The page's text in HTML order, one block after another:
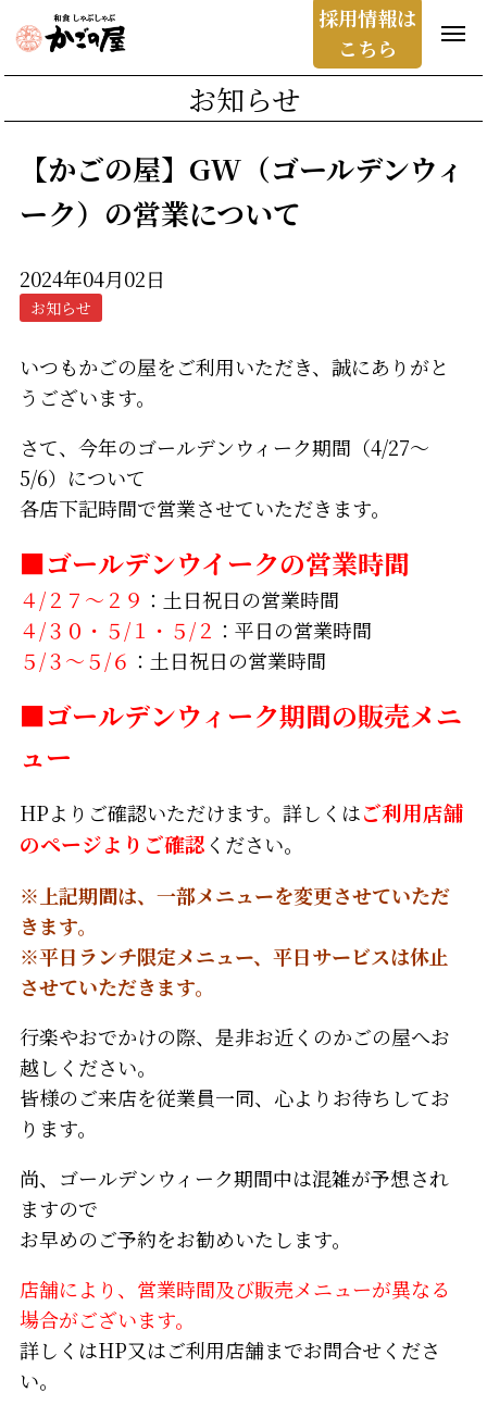
採用情報は
こちら
お知らせ
【かごの屋】GW（ゴールデンウィ
ーク）の営業について
2024年04月02日
お知らせ
いつもかごの屋をご利用いただき、誠にありがと
うございます。
さて、今年のゴールデンウィーク期間（4/27～
5/6）について
各店下記時間で営業させていただきます。
■ゴールデンウイークの営業時間
４/２７～２９ ：土日祝日の営業時間
４/３０・５/１・５/２ ：平日の営業時間
５/３～５/６ ：土日祝日の営業時間
■ゴールデンウィーク期間の販売メニ
ュー
HPよりご確認いただけます。詳しくはご利用店舗
のページよりご確認 ください。
※上記期間は、一部メニューを変更させていただ
きます。
※平日ランチ限定メニュー、平日サービスは休止
させていただきます。
行楽やおでかけの際、是非お近くのかごの屋へお
越しください。
皆様のご来店を従業員一同、心よりお待ちしてお
ります。
尚、ゴールデンウィーク期間中は混雑が予想され
ますので
お早めのご予約をお勧めいたします。
店舗により、営業時間及び販売メニューが異なる
場合がございます。
詳しくはHP又はご利用店舗までお問合せくださ
い。